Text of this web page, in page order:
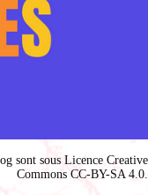
sont sous Licence Creative
Commons CC-BY-SA 4.0.